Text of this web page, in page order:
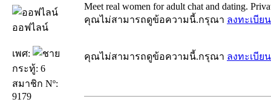
ออฟไลน์
เพศ:
กระทู้: 6
สมาชิก Nº:
9179
Meet real women for adult chat and dating.
คุณไม่สามารถดูข้อความนี้.กรุณา ลงทะเบียน
คุณไม่สามารถดูข้อความนี้.กรุณา ลงทะเบียน